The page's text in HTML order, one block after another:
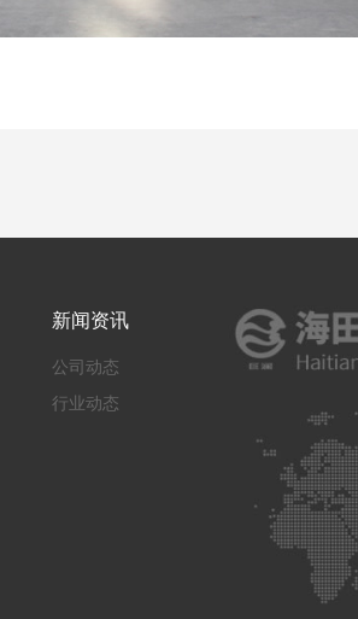
新闻资讯
公司动态
行业动态